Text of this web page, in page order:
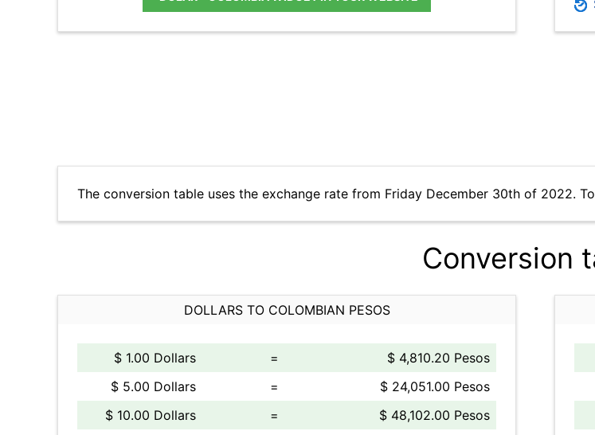
The conversion table uses the exchange rate from Friday December 30th of 2022.
Conversion
DOLLARS TO COLOMBIAN PESOS
$ 1.00 Dollars =
$ 4,810.20 Pesos
$ 5.00 Dollars
=
$ 24,051.00 Pesos
$ 10.00 Dollars
=
$ 48,102.00 Pesos